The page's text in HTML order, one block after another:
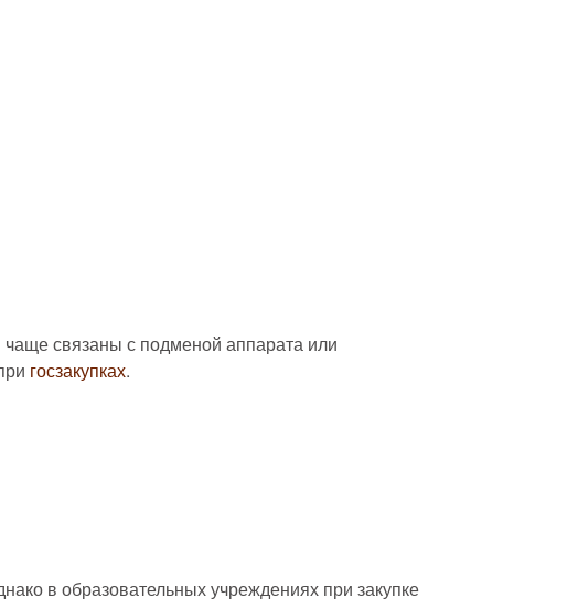
связаны с подменой аппарата или
госзакупках.
в образовательных учреждениях при закупке